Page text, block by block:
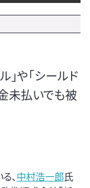
や「シールド
未払いでも被
、中村浩一郎氏